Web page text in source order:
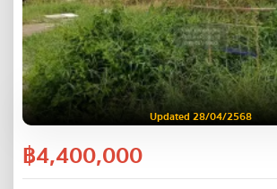
Updated 28/04/2568
฿4,400,000